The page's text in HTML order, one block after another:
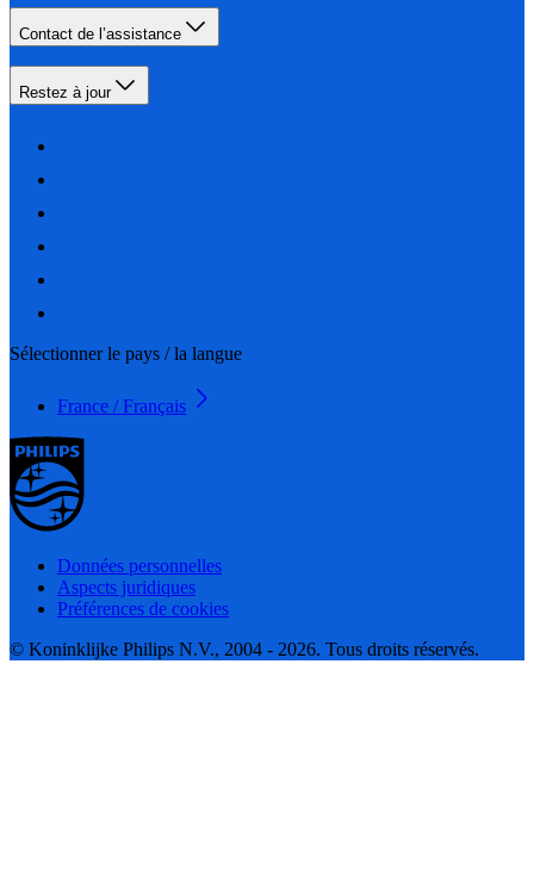
Contact de l’assistance
Restez à jour
Sélectionner le pays / la langue
France / Français
Données personnelles
Aspects juridiques
Préférences de cookies
© Koninklijke Philips N.V., 2004 - 2026. Tous droits réservés.